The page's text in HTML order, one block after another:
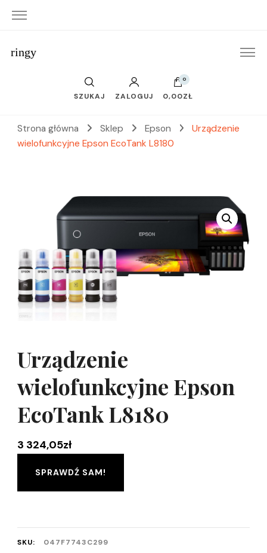
ringy
SZUKAJ ZALOGUJ
0
0,00ZŁ
Strona główna Sklep Epson
Urządzenie
wielofunkcyjne Epson EcoTank L8180
Urządzenie
wielofunkcyjne Epson
EcoTank L8180
3 324,05zł
SPRAWDŹ SAM!
SKU:
047F7743C299